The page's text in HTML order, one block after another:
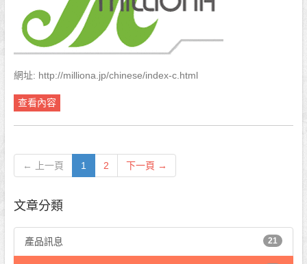
網址: http://milliona.jp/chinese/index-c.html
查看內容
← 上一頁 1 2 下一頁 →
文章分類
產品訊息 21